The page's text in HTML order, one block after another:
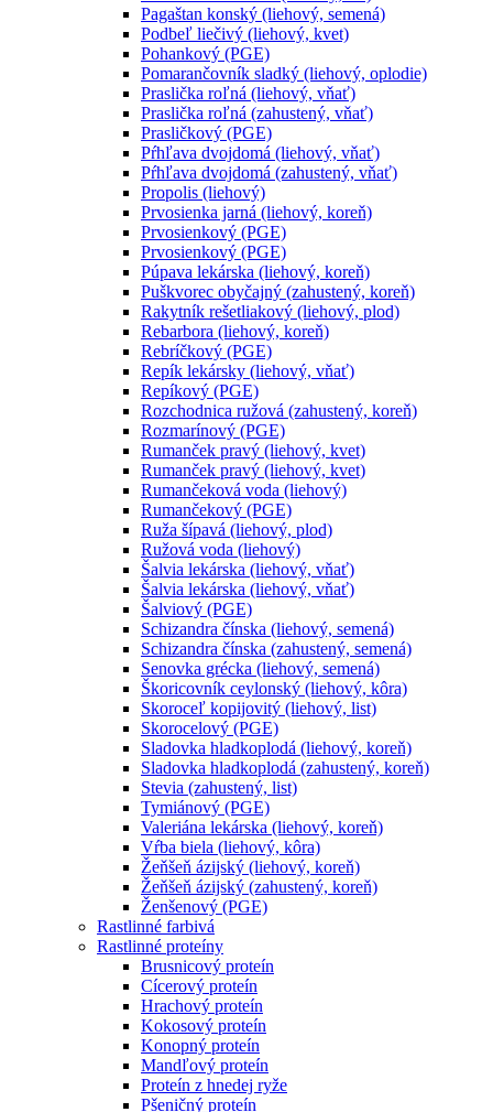
Pagaštan konský (liehový, semená)
Podbeľ liečivý (liehový, kvet)
Pohankový (PGE)
Pomarančovník sladký (liehový, oplodie)
Praslička roľná (liehový, vňať)
Praslička roľná (zahustený, vňať)
Prasličkový (PGE)
Pŕhľava dvojdomá (liehový, vňať)
Pŕhľava dvojdomá (zahustený, vňať)
Propolis (liehový)
Prvosienka jarná (liehový, koreň)
Prvosienkový (PGE)
Prvosienkový (PGE)
Púpava lekárska (liehový, koreň)
Puškvorec obyčajný (zahustený, koreň)
Rakytník rešetliakový (liehový, plod)
Rebarbora (liehový, koreň)
Rebríčkový (PGE)
Repík lekársky (liehový, vňať)
Repíkový (PGE)
Rozchodnica ružová (zahustený, koreň)
Rozmarínový (PGE)
Rumanček pravý (liehový, kvet)
Rumanček pravý (liehový, kvet)
Rumančeková voda (liehový)
Rumančekový (PGE)
Ruža šípavá (liehový, plod)
Ružová voda (liehový)
Šalvia lekárska (liehový, vňať)
Šalvia lekárska (liehový, vňať)
Šalviový (PGE)
Schizandra čínska (liehový, semená)
Schizandra čínska (zahustený, semená)
Senovka grécka (liehový, semená)
Škoricovník ceylonský (liehový, kôra)
Skoroceľ kopijovitý (liehový, list)
Skorocelový (PGE)
Sladovka hladkoplodá (liehový, koreň)
Sladovka hladkoplodá (zahustený, koreň)
Stevia (zahustený, list)
Tymiánový (PGE)
Valeriána lekárska (liehový, koreň)
Vŕba biela (liehový, kôra)
Žeňšeň ázijský (liehový, koreň)
Žeňšeň ázijský (zahustený, koreň)
Ženšenový (PGE)
Rastlinné farbivá
Rastlinné proteíny
Brusnicový proteín
Cícerový proteín
Hrachový proteín
Kokosový proteín
Konopný proteín
Mandľový proteín
Proteín z hnedej ryže
Pšeničný proteín